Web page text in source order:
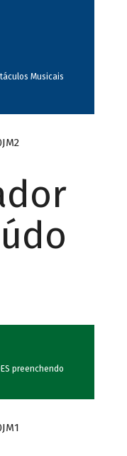
Musicais
preenchendo